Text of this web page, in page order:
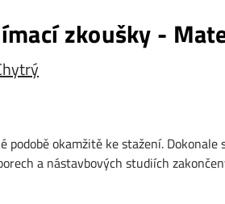
zkoušky -
okamžitě ke stažení.
a nástavbových studiích